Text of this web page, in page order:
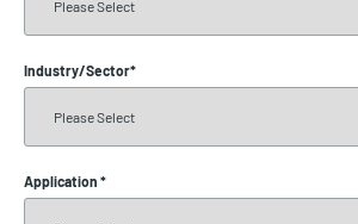
Industry/Sector*
Application *